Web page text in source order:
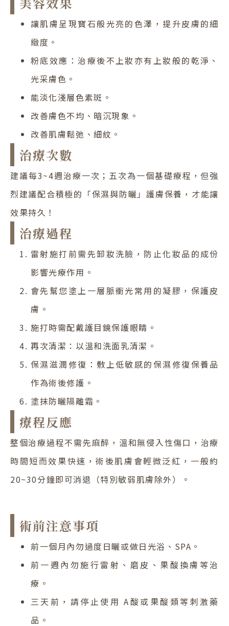
讓肌膚呈現寶石般光亮的色澤，提升皮膚的細
緻度。
粉底效應：治療後不上妝亦有上妝般的乾淨、
光采膚色。
能淡化淺層色素斑。
改善膚色不均、暗沉現象。
​改善肌膚鬆弛、細紋。
治療次數
建議每3~4週治療一次；五次為一個基礎療程，但強
烈建議配合積極的「保濕與防曬」護膚保養，才能讓
效果持久！
治療過程
雷射施打前需先卸妝洗臉，防止化妝品的成份
影響光療作用。
會先幫您塗上一層脈衝光常用的凝膠，保護皮
膚。
施打時需配戴護目鏡保護眼睛。
再次清潔：以溫和洗面乳清潔。
保濕滋潤修復：敷上低敏感的保濕修復保養品
作為術後修護。
塗抹防曬隔離霜。
療程反應
整個治療過程不需先麻醉，溫和無侵入性傷口，治療
時間短而效果快速，術後肌膚會輕微泛紅，一般約
20~30分鐘即可消退（特別敏弱肌膚除外）。
術前注意事項
前一個月內勿過度日曬或做日光浴、SPA。
前一週內勿施行雷射、磨皮、果酸換膚等治
療。
三天前，請停止使用 A酸或果酸類等刺激藥
品。